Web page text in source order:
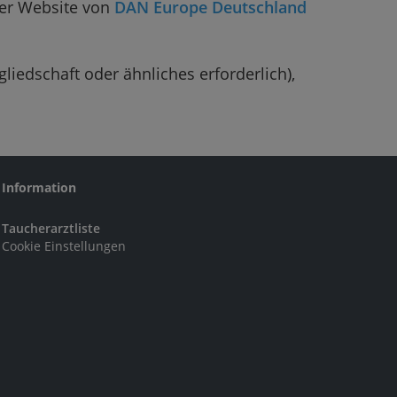
Website von DAN Europe Deutschland
oder ähnliches erforderlich),
Information
Taucherarztliste
Cookie Einstellungen